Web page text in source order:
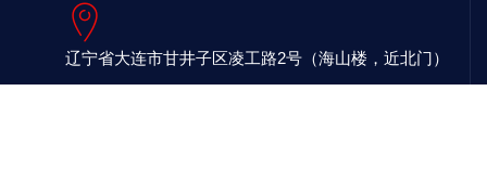
辽宁省大连市甘井子区凌工路2号（海山楼，近北门）